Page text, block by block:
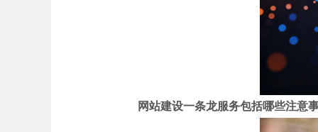
网站建设一条龙服务包括哪些注意